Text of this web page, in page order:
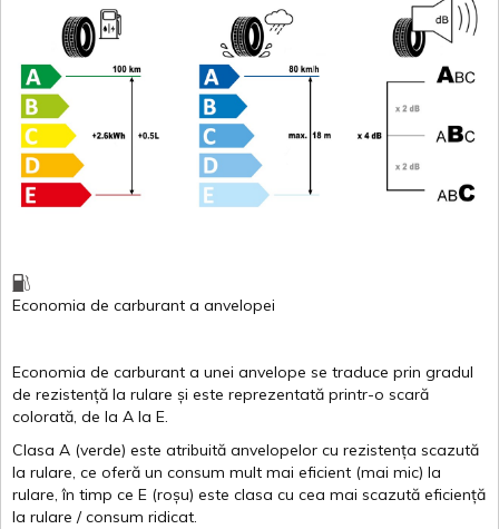
Economia de carburant a anvelopei
Economia de carburant a unei anvelope se traduce prin gradul
de rezistență la rulare și este reprezentată printr-o scară
colorată, de la A la E.
Clasa A (verde) este atribuită anvelopelor cu rezistența scazută
la rulare, ce oferă un consum mult mai eficient (mai mic) la
rulare,în timp ce E (roșu) este clasa cu cea mai scazută eficiență
la rulare /consum ridicat.